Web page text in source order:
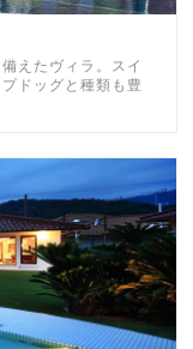
えたヴィラ。スイ
ドッグと種類も豊